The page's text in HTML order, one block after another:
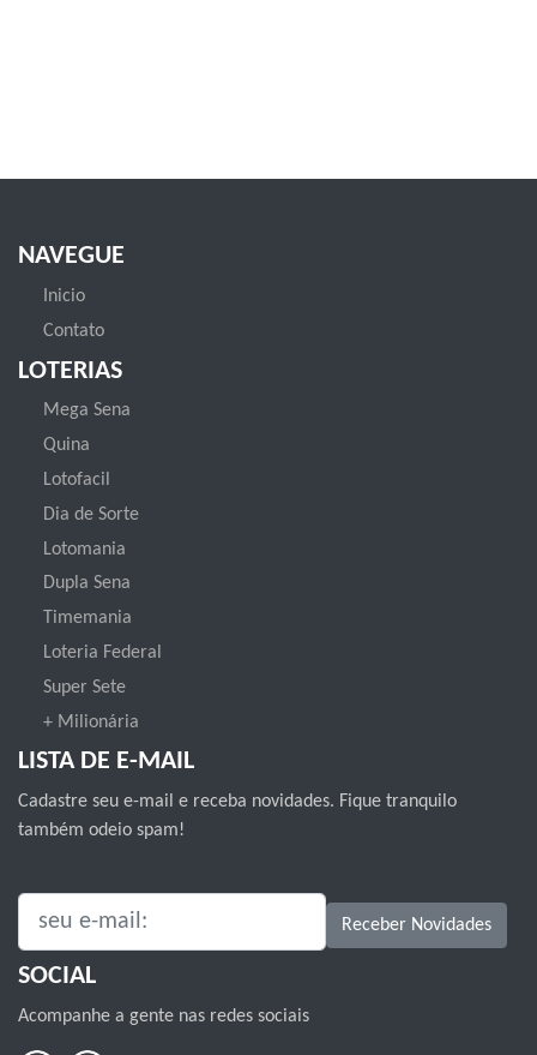
NAVEGUE
Inicio
Contato
LOTERIAS
Mega Sena
Quina
Lotofacil
Dia de Sorte
Lotomania
Dupla Sena
Timemania
Loteria Federal
Super Sete
+ Milionária
LISTA DE E-MAIL
Cadastre seu e-mail e receba novidades. Fique tranquilo
também odeio spam!
SEU E-MAIL: Receber Novidades
SOCIAL
Acompanhe a gente nas redes sociais